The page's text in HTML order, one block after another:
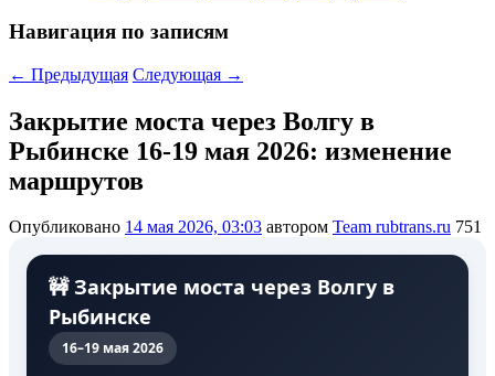
Навигация по записям
← Предыдущая Следующая →
Закрытие моста через Волгу в
Рыбинске 16-19 мая 2026: изменение
маршрутов
Опубликовано 14 мая 2026, 03:03 автором Team rubtrans.ru 751
🚧 Закрытие моста через Волгу в
Рыбинске
16–19 мая 2026